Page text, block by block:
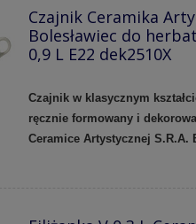
Czajnik Ceramika
Bolesławiec do
0,9 L E22 dek2510X
Czajnik w klasycznym
ręcznie formowany i
Ceramice Artystycznej S.R.A.